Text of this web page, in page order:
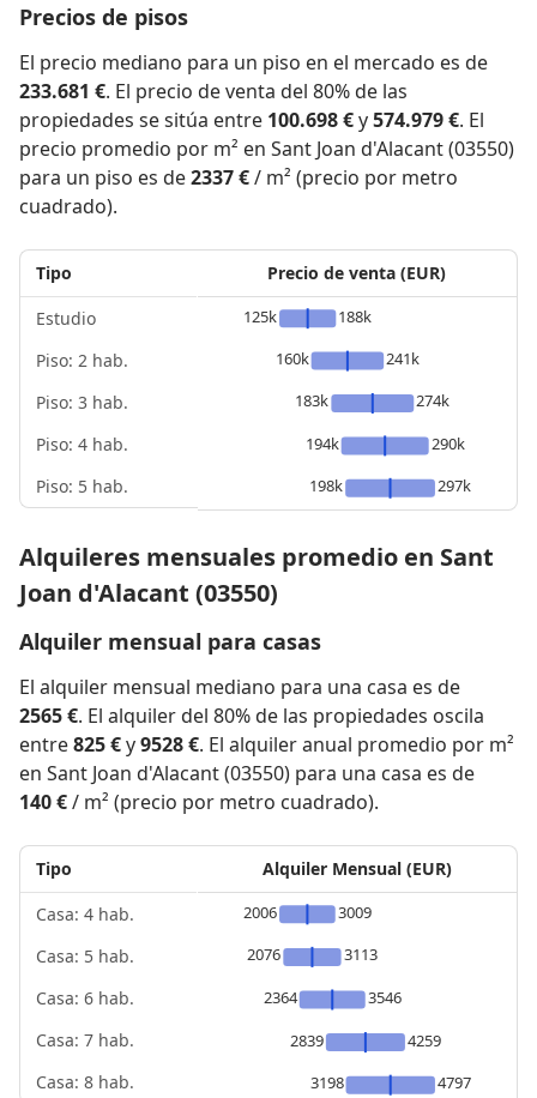
Precios de pisos
El precio mediano para un piso en el mercado es de
233.681 €. El precio de venta del 80% de las
propiedades se sitúa entre 100.698 €y574.979 €. El
precio promedio por m² en Sant Joan d'Alacant (03550)
para un piso es de2337 €/ m² (precio por metro
cuadrado).
Tipo
Estudio
Piso: 2 hab.
Piso: 3 hab.
Piso: 4 hab.
Piso: 5 hab.
Precio de venta (EUR)
125k
188k
160k
241k
183k
274k
194k
290k
198k
297k
Alquileres mensuales promedio en Sant
Joan d'Alacant (03550)
Alquiler mensual para casas
El alquiler mensual mediano para una casa es de
2565 €. El alquiler del 80% de las propiedades oscila
entre825 €y9528 €. El alquiler anual promedio por m²
en Sant Joan d'Alacant (03550) para una casa es de
140 €/ m² (precio por metro cuadrado).
Tipo
Casa: 4 hab.
Casa: 5 hab.
Casa: 6 hab.
Casa: 7 hab.
Casa: 8 hab.
Alquiler Mensual (EUR)
2006
3009
2076
3113
2364
3546
2839
4259
3198
4797